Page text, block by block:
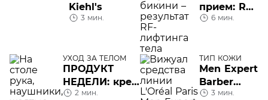
Kiehl's
3 мин.
прием: RF-
лифтинг
6 мин.
УХОД ЗА ТЕЛОМ
ПРОДУКТ
НЕДЕЛИ: крем
для рук
2 мин.
ТИП КОЖИ
Men Expert
Barber
Club —
3 мин.